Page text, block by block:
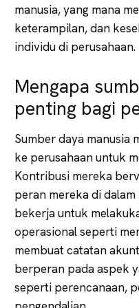
manusia, yang mana
keterampilan, dan
individu di perusahaan.
Mengapa
penting bagi
Sumber daya manusia
ke perusahaan untuk
Kontribusi mereka
peran mereka di
bekerja untuk
operasional seperti
membuat catatan
berperan pada aspek
seperti perencanaan,